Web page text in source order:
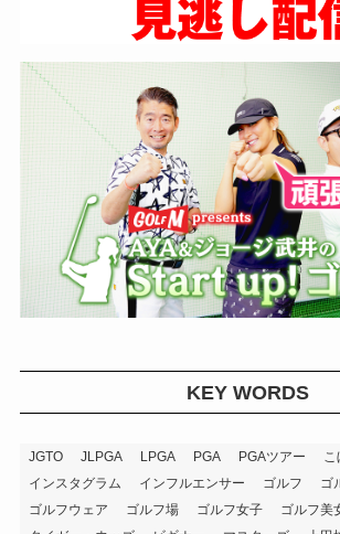
KEY WORDS
JGTO JLPGA LPGA PGA PGAツアー
こ
インスタグラム
インフルエンサー ゴルフ
ゴ
ゴルフウェア
ゴルフ場 ゴルフ女子
ゴルフ美